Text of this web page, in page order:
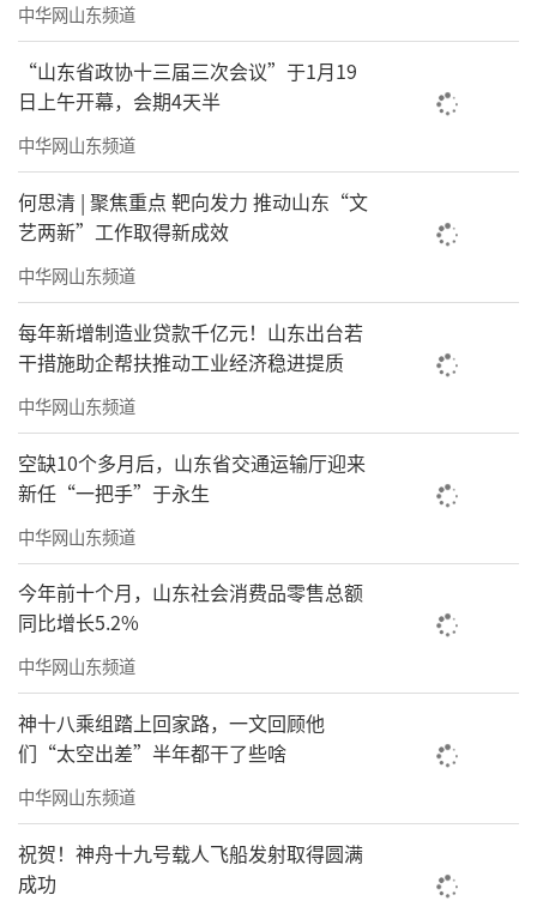
中华网山东频道
“山东省政协十三届三次会议”于1月19
日上午开幕，会期4天半
中华网山东频道
何思清 | 聚焦重点 靶向发力 推动山东“文
艺两新”工作取得新成效
中华网山东频道
每年新增制造业贷款千亿元！山东出台若
干措施助企帮扶推动工业经济稳进提质
中华网山东频道
空缺10个多月后，山东省交通运输厅迎来
新任“一把手”于永生
中华网山东频道
今年前十个月，山东社会消费品零售总额
同比增长5.2%
中华网山东频道
神十八乘组踏上回家路，一文回顾他
们“太空出差”半年都干了些啥
中华网山东频道
祝贺！神舟十九号载人飞船发射取得圆满
成功